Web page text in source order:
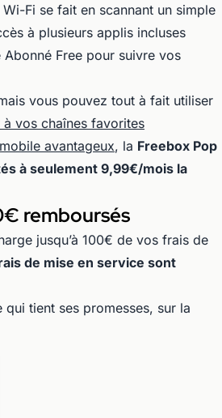
Fi se fait en scannant un simple
à plusieurs applis incluses
Free pour suivre vos
vous pouvez tout à fait utiliser
vos chaînes favorites
avantageux, la Freebox Pop
à seulement 9,99€/mois la
remboursés
jusqu’à 100€ de vos frais de
de mise en service sont
tient ses promesses, sur la